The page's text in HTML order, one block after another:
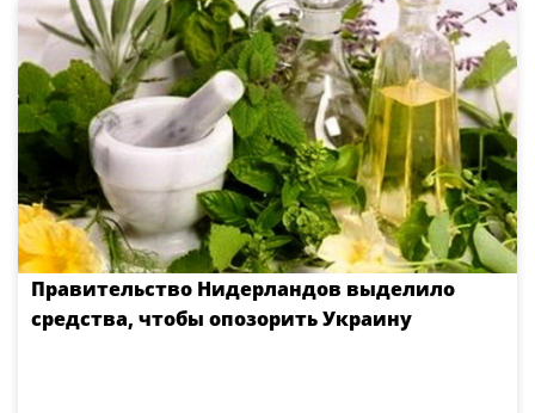
Правительство Нидерландов выделило
средства, чтобы опозорить Украину